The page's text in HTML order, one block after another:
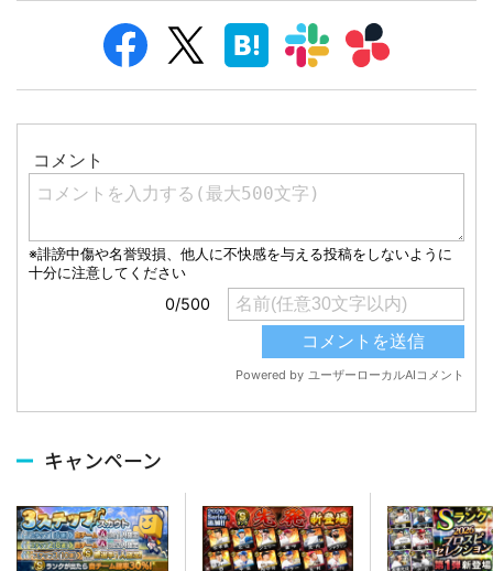
キャンペーン